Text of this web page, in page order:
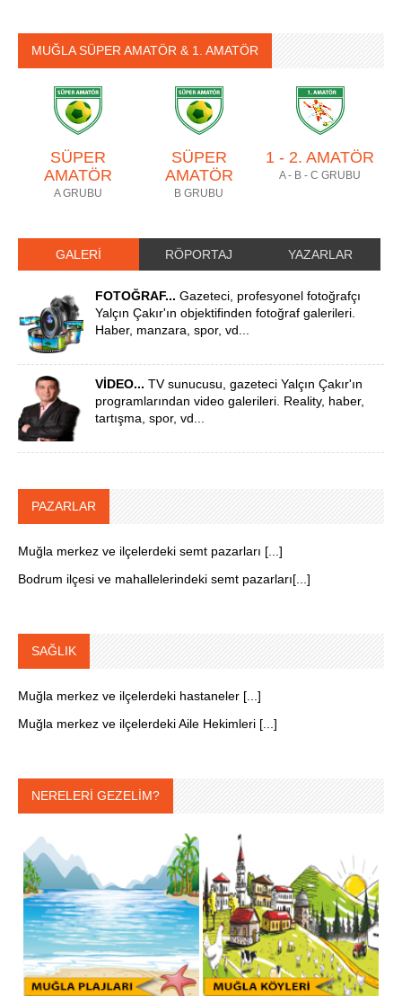
MUĞLA SÜPER AMATÖR & 1. AMATÖR
SÜPER
AMATÖR
A GRUBU
SÜPER
AMATÖR
B GRUBU
1 - 2. AMATÖR
A - B - C GRUBU
GALERİ RÖPORTAJ YAZARLAR
FOTOĞRAF... Gazeteci, profesyonel fotoğrafçı
Yalçın Çakır'ın objektifinden fotoğraf galerileri.
Haber, manzara, spor, vd...
VİDEO... TV sunucusu, gazeteci Yalçın Çakır'ın
programlarından video galerileri. Reality, haber,
tartışma, spor, vd...
PAZARLAR
Muğla merkez ve ilçelerdeki semt pazarları [...]
Bodrum ilçesi ve mahallelerindeki semt pazarları[...]
SAĞLIK
Muğla merkez ve ilçelerdeki hastaneler [...]
Muğla merkez ve ilçelerdeki Aile Hekimleri [...]
NERELERİ GEZELİM?